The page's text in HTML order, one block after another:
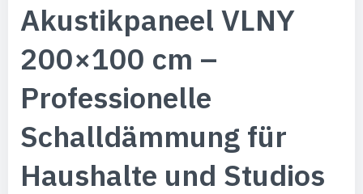
Akustikpaneel VLNY
200×100 cm –
Professionelle
Schalldämmung für
Haushalte und Studios